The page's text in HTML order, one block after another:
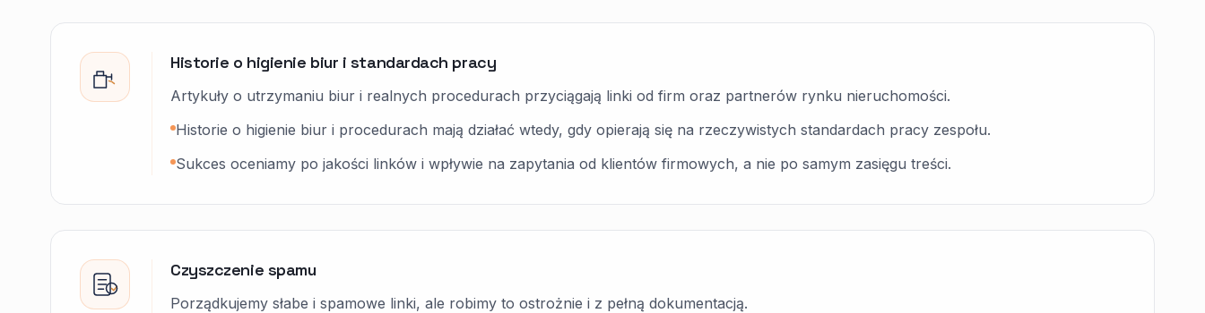
Historie o higienie biur i standardach pracy
Artykuły o utrzymaniu biur i realnych procedurach przyciągają linki od firm oraz partnerów rynku nieruchomości.
Historie o higienie biur i procedurach mają działać wtedy, gdy opierają się na rzeczywistych standardach pracy zespołu.
Sukces oceniamy po jakości linków i wpływie na zapytania od klientów firmowych, a nie po samym zasięgu treści.
Czyszczenie spamu
Porządkujemy słabe i spamowe linki, ale robimy to ostrożnie i z pełną dokumentacją.